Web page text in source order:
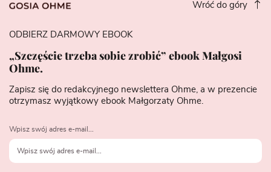
Wróć do góry
ODBIERZ DARMOWY EBOOK
„Szczęście trzeba sobie zrobić” ebook Małgosi
Ohme.
Zapisz się do redakcyjnego newslettera Ohme, a w prezencie
otrzymasz wyjątkowy ebook Małgorzaty Ohme.
Wpisz swój adres e-mail...